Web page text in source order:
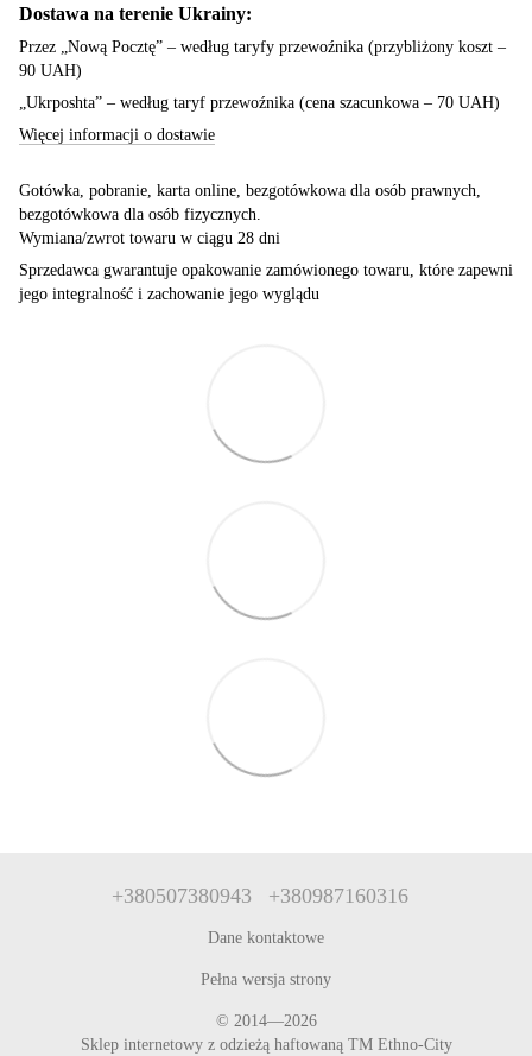
Dostawa na terenie Ukrainy:
Przez „Nową Pocztę” – według taryfy przewoźnika (przybliżony koszt –
90 UAH)
„Ukrposhta” – według taryf przewoźnika (cena szacunkowa – 70 UAH)
Więcej informacji o dostawie
Gotówka, pobranie, karta online, bezgotówkowa dla osób prawnych,
bezgotówkowa dla osób fizycznych.
Wymiana/zwrot towaru w ciągu 28 dni
Sprzedawca gwarantuje opakowanie zamówionego towaru, które zapewni
jego integralność i zachowanie jego wyglądu
+380507380943 +380987160316
Dane kontaktowe
Pełna wersja strony
© 2014—2026
Sklep internetowy z odzieżą haftowaną TM Ethno-City